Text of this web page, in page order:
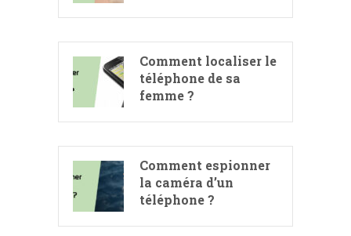
Comment localiser le
téléphone de sa
femme ?
Comment espionner
la caméra d’un
téléphone ?